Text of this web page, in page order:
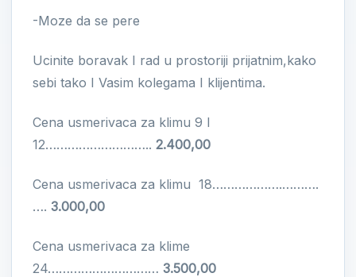
-Moze da se pere
Ucinite boravak I rad u prostoriji prijatnim,kako
sebi tako I Vasim kolegama I klijentima.
Cena usmerivaca za klimu 9 I
12……………………….. 2.400,00
Cena usmerivaca za klimu 18……………….……….
…. 3.000,00
Cena usmerivaca za klime
24………………………… 3.500,00